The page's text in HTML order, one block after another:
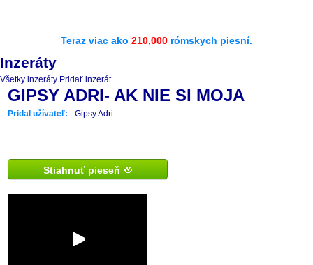
Teraz viac ako 210,000 rómskych piesní.
Inzeráty
Všetky inzeráty Pridať inzerát
GIPSY ADRI- AK NIE SI MOJA
Pridal užívateľ: Gipsy Adri
Stiahnuť pieseň